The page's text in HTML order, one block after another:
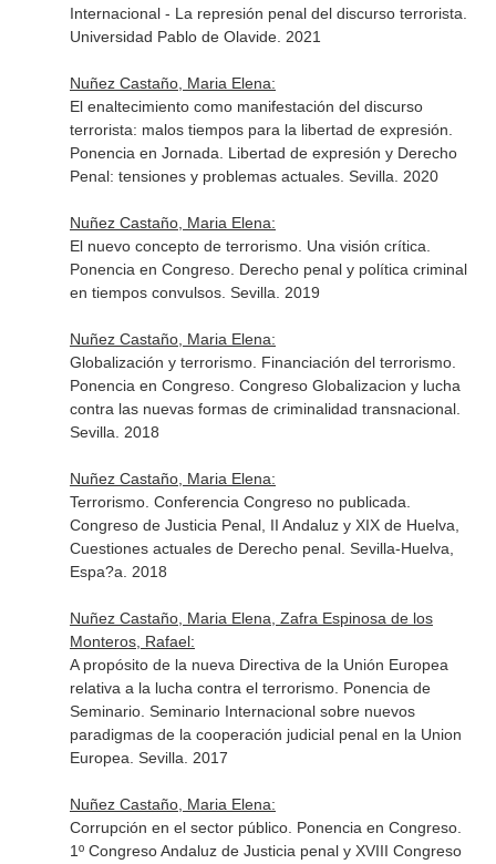
Internacional - La represión penal del discurso terrorista.
Universidad Pablo de Olavide. 2021
Nuñez Castaño, Maria Elena:
El enaltecimiento como manifestación del discurso
terrorista: malos tiempos para la libertad de expresión.
Ponencia en Jornada. Libertad de expresión y Derecho
Penal: tensiones y problemas actuales. Sevilla. 2020
Nuñez Castaño, Maria Elena:
El nuevo concepto de terrorismo. Una visión crítica.
Ponencia en Congreso. Derecho penal y política criminal
en tiempos convulsos. Sevilla. 2019
Nuñez Castaño, Maria Elena:
Globalización y terrorismo. Financiación del terrorismo.
Ponencia en Congreso. Congreso Globalizacion y lucha
contra las nuevas formas de criminalidad transnacional.
Sevilla. 2018
Nuñez Castaño, Maria Elena:
Terrorismo. Conferencia Congreso no publicada.
Congreso de Justicia Penal, II Andaluz y XIX de Huelva,
Cuestiones actuales de Derecho penal. Sevilla-Huelva,
Espa?a. 2018
Nuñez Castaño, Maria Elena, Zafra Espinosa de los
Monteros, Rafael:
A propósito de la nueva Directiva de la Unión Europea
relativa a la lucha contra el terrorismo. Ponencia de
Seminario. Seminario Internacional sobre nuevos
paradigmas de la cooperación judicial penal en la Union
Europea. Sevilla. 2017
Nuñez Castaño, Maria Elena:
Corrupción en el sector público. Ponencia en Congreso.
1º Congreso Andaluz de Justicia penal y XVIII Congreso